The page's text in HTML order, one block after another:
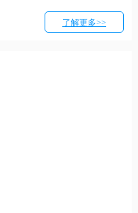
了解更多>>